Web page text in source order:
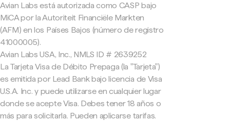
Avian Labs está autorizada como CASP bajo
MiCA por la Autoriteit Financiële Markten
(AFM) en los Países Bajos (número de registro
41000005).
Avian Labs USA, Inc., NMLS ID # 2639252
La Tarjeta Visa de Débito Prepaga (la "Tarjeta")
es emitida por Lead Bank bajo licencia de Visa
U.S.A. Inc. y puede utilizarse en cualquier lugar
donde se acepte Visa. Debes tener 18 años o
más para solicitarla. Pueden aplicarse tarifas.